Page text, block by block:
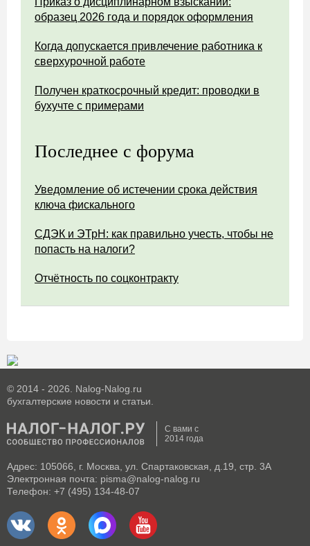
образец 2026 года и порядок оформления
Когда допускается привлечение работника к
сверхурочной работе
Получен краткосрочный кредит: проводки в
бухучте с примерами
Последнее с форума
Уведомление об истечении срока действия
ключа фискального
СДЭК и ЭТрН: как правильно учесть, чтобы не
попасть на налоги?
Отчётность по соцконтракту
© 2014 - 2026. Nalog-Nalog.ru
бухгалтерские новости и статьи.
С вами с
2014 года
Адрес: 105066, г. Москва, ул. Спартаковская, д.19, стр. 3А
Электронная почта: pisma@nalog-nalog.ru
Телефон: +7 (495) 134-48-07